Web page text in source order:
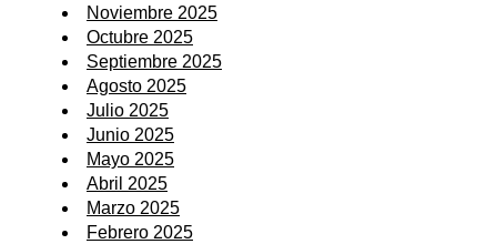
Noviembre 2025
Octubre 2025
Septiembre 2025
Agosto 2025
Julio 2025
Junio 2025
Mayo 2025
Abril 2025
Marzo 2025
Febrero 2025